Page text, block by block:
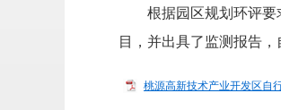
根据园区规划环评
目，并出具了监测报告
桃源高新技术产业开发区自